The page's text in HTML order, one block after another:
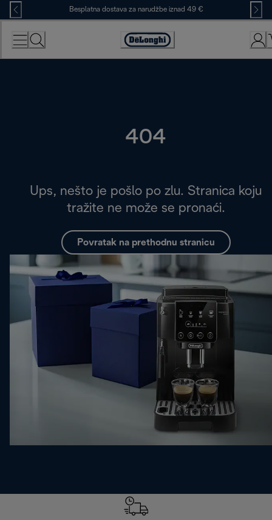
Skip
to
Content
Besplatna dostava za narudžbe iznad 49 €
Accessibility
Statement
404
Ups, nešto je pošlo po zlu. Stranica koju
tražite ne može se pronaći.
Povratak na prethodnu stranicu